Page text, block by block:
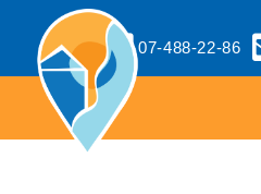
07-488-22-86